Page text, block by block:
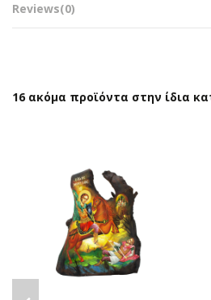
Reviews(0)
16 ακόμα προϊόντα στην ίδια